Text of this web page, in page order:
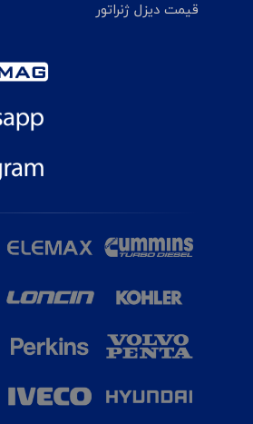
قیمت دیزل ژنراتور